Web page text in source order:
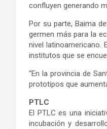
confluyen generando
Por su parte, Baima
germen más para la
nivel latinoamericano.
institutos que se
“En la provincia de
prototipos que
PTLC
El PTLC es una
incubación y